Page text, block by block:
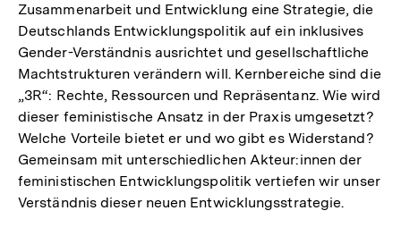
Zusammenarbeit und Entwicklung eine Strategie, die
Deutschlands Entwicklungspolitik auf ein inklusives
Gender-Verständnis ausrichtet und gesellschaftliche
Machtstrukturen verändern will. Kernbereiche sind die
„3R“: Rechte, Ressourcen und Repräsentanz. Wie wird
dieser feministische Ansatz in der Praxis umgesetzt?
Welche Vorteile bietet er und wo gibt es Widerstand?
Gemeinsam mit unterschiedlichen Akteur:innen der
feministischen Entwicklungspolitik vertiefen wir unser
Verständnis dieser neuen Entwicklungsstrategie.